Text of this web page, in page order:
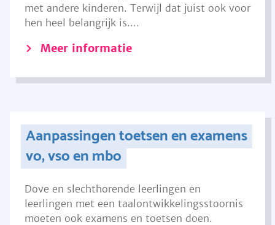
met andere kinderen. Terwijl dat juist ook voor
hen heel belangrijk is....
Meer informatie
Aanpassingen toetsen en examens
vo, vso en mbo
Dove en slechthorende leerlingen en
leerlingen met een taalontwikkelingsstoornis
moeten ook examens en toetsen doen.